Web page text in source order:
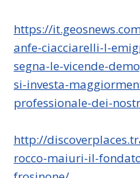
https://
anfe-ciacciarelli-l-
segna-le-vicende-
si-investa-
professionale-dei-
http://
rocco-maiuri-il-